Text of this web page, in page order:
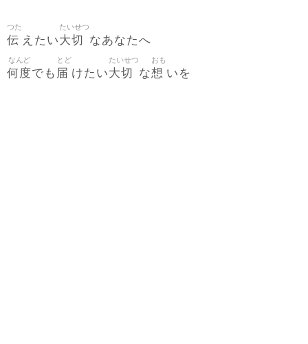
伝
つた
えたい大切
たいせつ
なあなたへ
何度
なんど
でも 届
とど
けたい大切
たいせつ
な想
おも
いを